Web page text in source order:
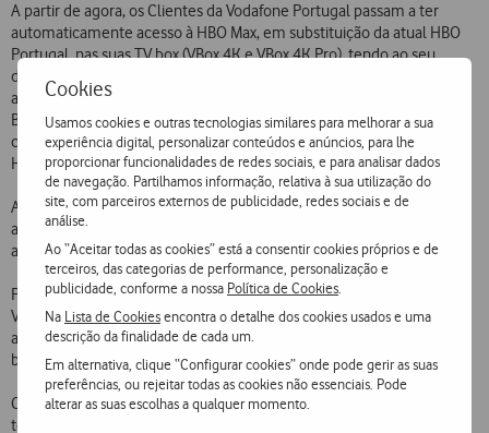
Cookies
Usamos cookies e outras tecnologias similares para melhorar a sua
experiência digital, personalizar conteúdos e anúncios, para lhe
proporcionar funcionalidades de redes sociais, e para analisar dados
de navegação. Partilhamos informação, relativa à sua utilização do
site, com parceiros externos de publicidade, redes sociais e de
análise.
Ao “Aceitar todas as cookies” está a consentir cookies próprios e de
terceiros, das categorias de performance, personalização e
publicidade, conforme a nossa Política de Cookies
Na Lista de Cookiesencontra o detalhe dos cookies usados e uma
descrição da finalidade de cada um.
Em alternativa, clique “Configurar cookies” onde pode gerir as suas
preferências, ou rejeitar todas as cookies não essenciais. Pode
alterar as suas escolhas a qualquer momento.
A partir de agora, os Clientes da Vodafone Portugal passam a ter
automaticamente acesso à HBO Max, em substituição da atual HBO
Portugal, nas suas TV box (VBox 4K e VBox 4K Pro), tendo ao seu
dispor todas as vantagens da nova plataforma, entre as quais, o
acesso exclusivo em streaming aos filmes mais recentes da Warner
Bros. A par disso, continuam a ter disponível um extenso catálogo de
conteúdos com a assinatura Warner, incluindo conteúdos exclusivos
HBO, Max Originals, Warner Bros, DC e Cartoon Network.
A plataforma também terá uma experiência de utilização mais
abrangente com a integração de até cinco perfis e a possibilidade de
assistir, em simultâneo, em três ecrãs diferentes.
Para enriquecer ainda mais a experiência dos seus Clientes, a
Vodafone possui um comando que permite – para além de controlar
a TV box - aceder diretamente à nova plataforma de
bastando clicar na tecla “HBO” para abrir rapidamente a mesma.
Com a chegada da HBO MAX, os novos clientes do serviço de
televisão da Vodafone com uma TV box de última geração terão